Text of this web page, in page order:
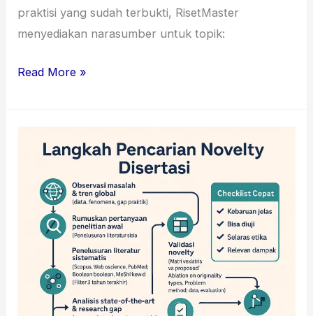
praktisi yang sudah terbukti, RisetMaster
menyediakan narasumber untuk topik:
Read More »
Penelitian